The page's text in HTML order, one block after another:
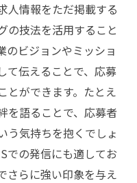
人情報をただ掲載する
の技法を活用すること
のビジョンやミッショ
て伝えることで、応募
とができます。たとえ
を語ることで、応募者
う気持ちを抱くでしょ
での発信にも適してお
さらに強い印象を与え